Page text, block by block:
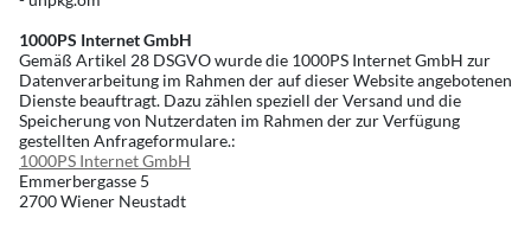
1000PS Internet GmbH
Gemäß Artikel 28 DSGVO wurde die 1000PS Internet GmbH zur
Datenverarbeitung im Rahmen der auf dieser Website angebotenen
Dienste beauftragt. Dazu zählen speziell der Versand und die
Speicherung von Nutzerdaten im Rahmen der zur Verfügung
gestellten Anfrageformulare.:
1000PS Internet GmbH
Emmerbergasse 5
2700 Wiener Neustadt